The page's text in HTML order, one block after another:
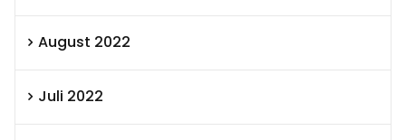
August 2022
Juli 2022